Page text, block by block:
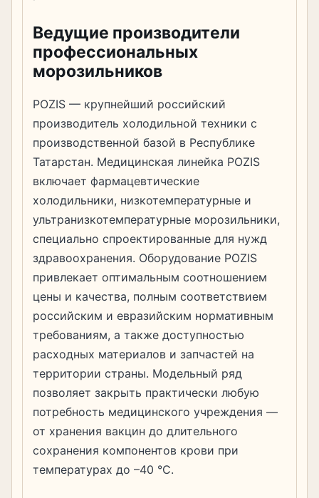
Ведущие производители
профессиональных
морозильников
POZIS — крупнейший российский
производитель холодильной техники с
производственной базой в Республике
Татарстан. Медицинская линейка POZIS
включает фармацевтические
холодильники, низкотемпературные и
ультранизкотемпературные морозильники,
специально спроектированные для нужд
здравоохранения. Оборудование POZIS
привлекает оптимальным соотношением
цены и качества, полным соответствием
российским и евразийским нормативным
требованиям, а также доступностью
расходных материалов и запчастей на
территории страны. Модельный ряд
позволяет закрыть практически любую
потребность медицинского учреждения —
от хранения вакцин до длительного
сохранения компонентов крови при
температурах до –40 °C.